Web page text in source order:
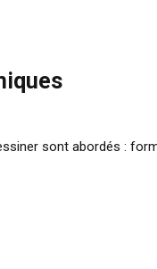
sont abordés :